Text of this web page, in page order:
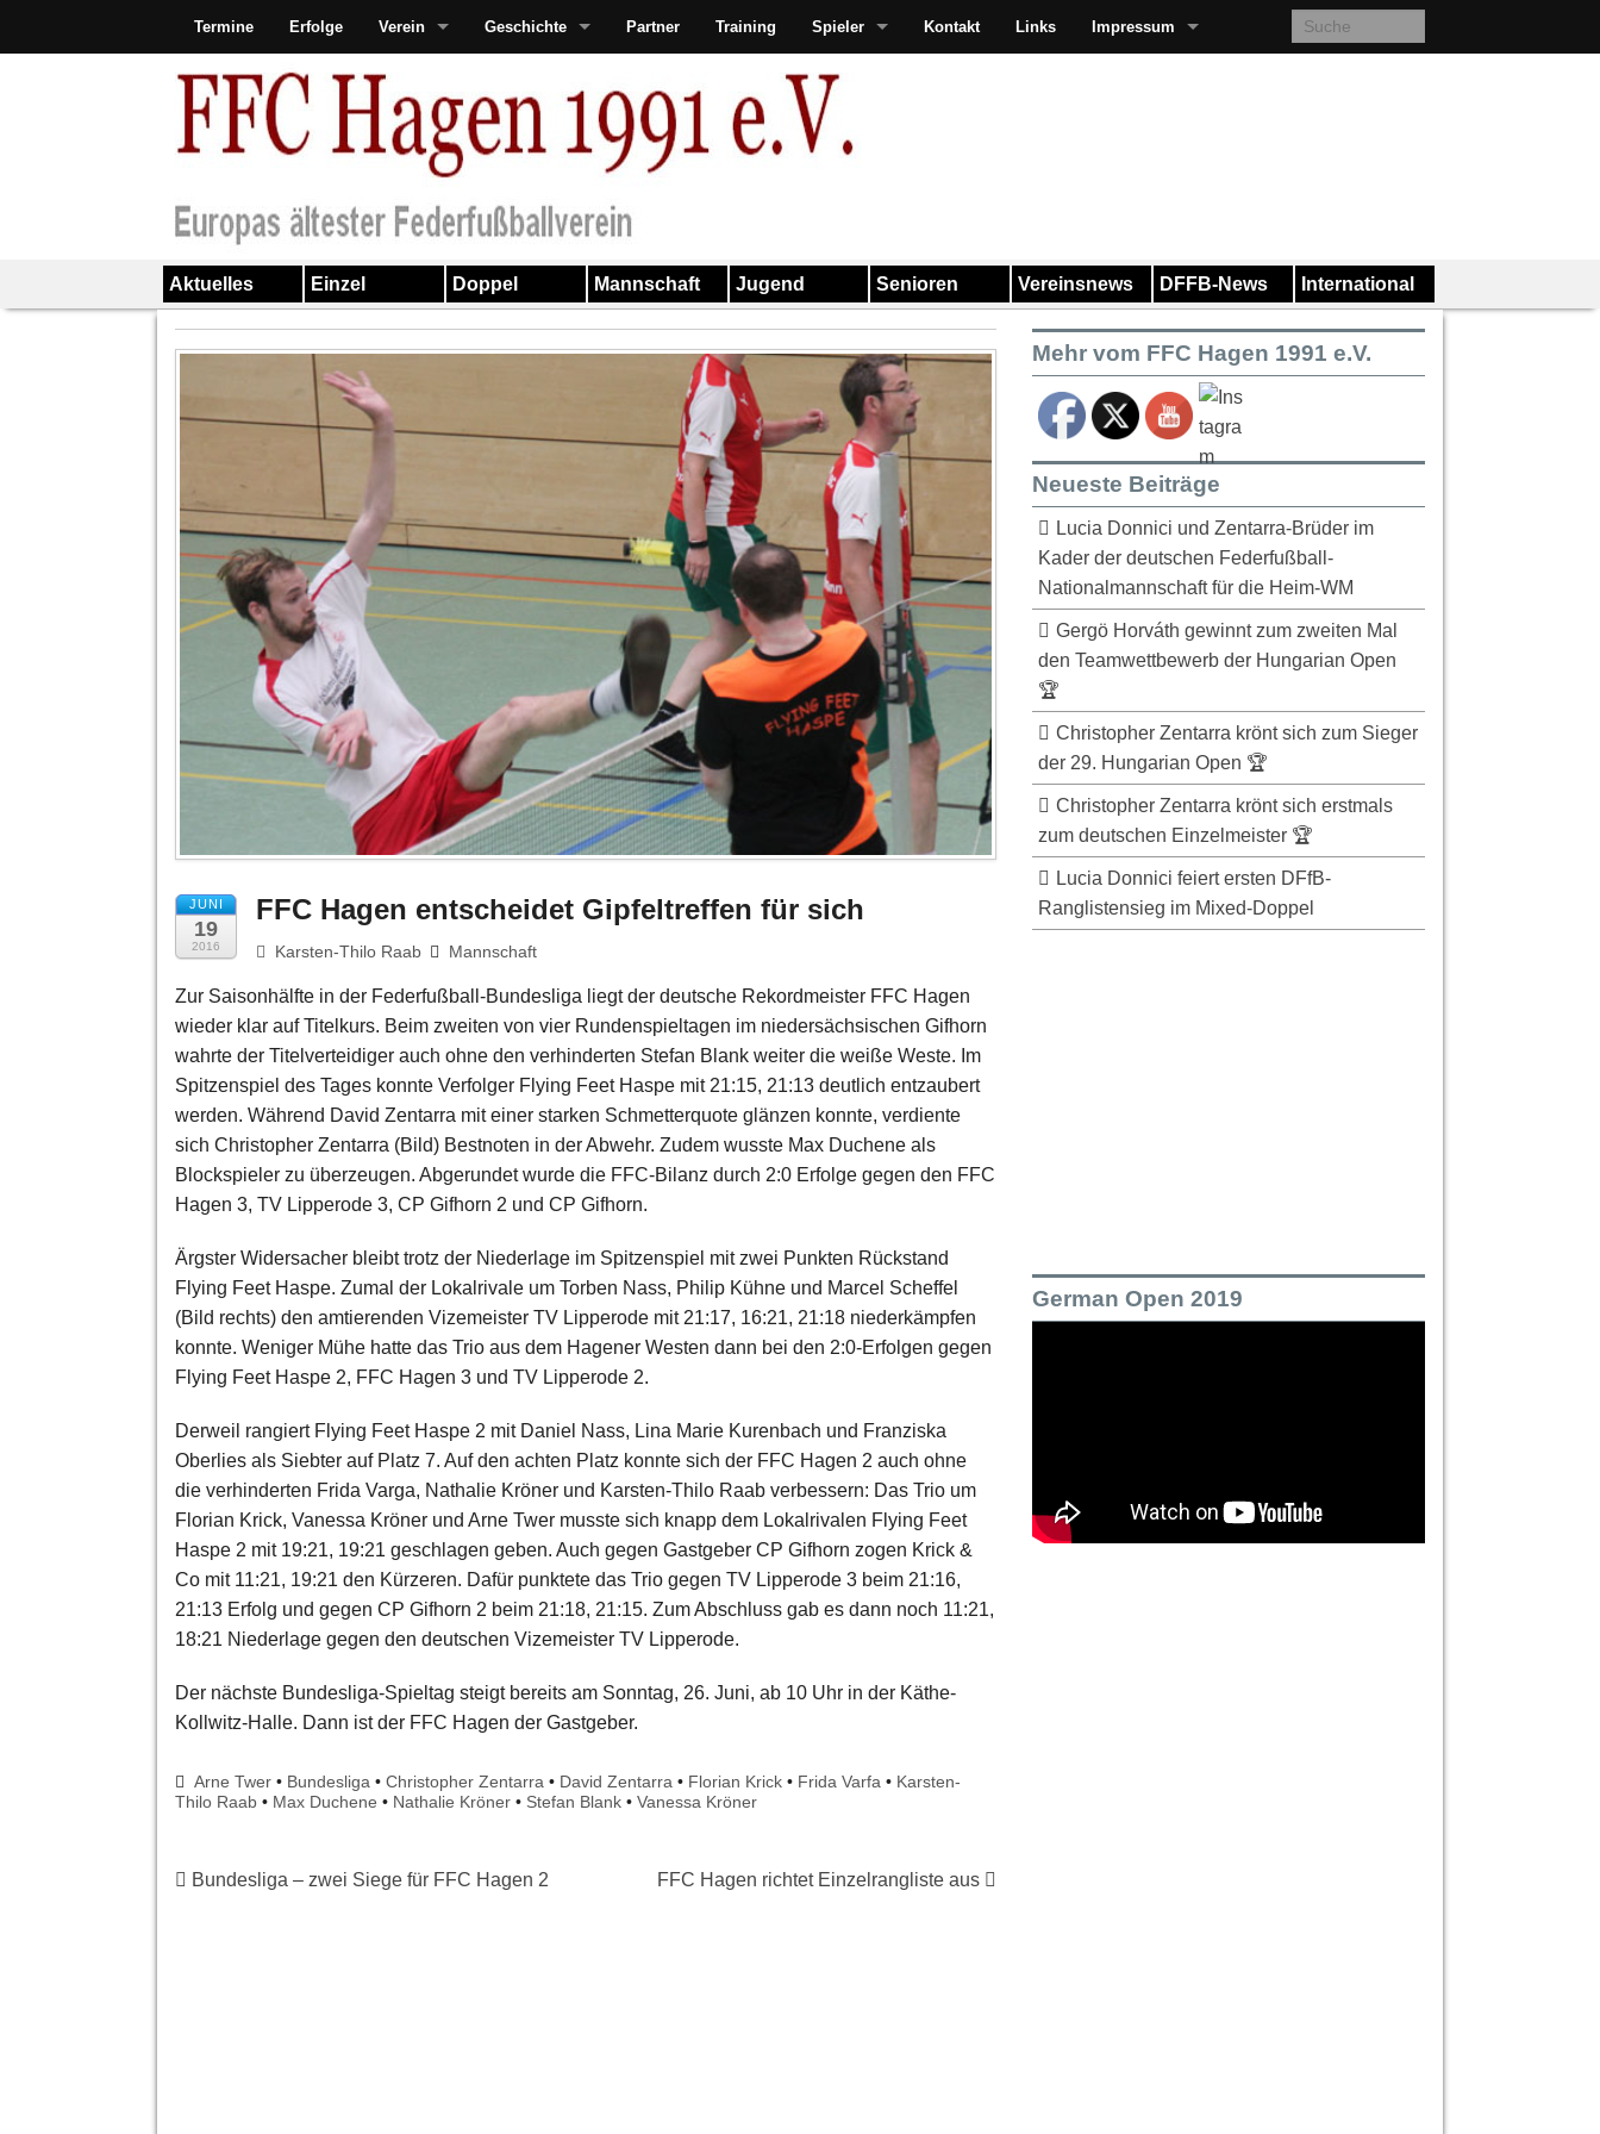
Termine Erfolge Verein Geschichte Partner Training Spieler Kontakt Links Impressum
Aktuelles Einzel Doppel Mannschaft Jugend Senioren Vereinsnews DFFB-News International
JUNI
19
2016
FFC Hagen entscheidet Gipfeltreffen für sich
Karsten-Thilo Raab Mannschaft
Zur Saisonhälfte in der Federfußball-Bundesliga liegt der deutsche Rekordmeister FFC Hagen
wieder klar auf Titelkurs. Beim zweiten von vier Rundenspieltagen im niedersächsischen Gifhorn
wahrte der Titelverteidiger auch ohne den verhinderten Stefan Blank weiter die weiße Weste. Im
Spitzenspiel des Tages konnte Verfolger Flying Feet Haspe mit 21:15, 21:13 deutlich entzaubert
werden. Während David Zentarra mit einer starken Schmetterquote glänzen konnte, verdiente
sich Christopher Zentarra (Bild) Bestnoten in der Abwehr. Zudem wusste Max Duchene als
Blockspieler zu überzeugen. Abgerundet wurde die FFC-Bilanz durch 2:0 Erfolge gegen den FFC
Hagen 3, TV Lipperode 3, CP Gifhorn 2 und CP Gifhorn.
Ärgster Widersacher bleibt trotz der Niederlage im Spitzenspiel mit zwei Punkten Rückstand
Flying Feet Haspe. Zumal der Lokalrivale um Torben Nass, Philip Kühne und Marcel Scheffel
(Bild rechts) den amtierenden Vizemeister TV Lipperode mit 21:17, 16:21, 21:18 niederkämpfen
konnte. Weniger Mühe hatte das Trio aus dem Hagener Westen dann bei den 2:0-Erfolgen gegen
Flying Feet Haspe 2, FFC Hagen 3 und TV Lipperode 2.
Derweil rangiert Flying Feet Haspe 2 mit Daniel Nass, Lina Marie Kurenbach und Franziska
Oberlies als Siebter auf Platz 7. Auf den achten Platz konnte sich der FFC Hagen 2 auch ohne
die verhinderten Frida Varga, Nathalie Kröner und Karsten-Thilo Raab verbessern: Das Trio um
Florian Krick, Vanessa Kröner und Arne Twer musste sich knapp dem Lokalrivalen Flying Feet
Haspe 2 mit 19:21, 19:21 geschlagen geben. Auch gegen Gastgeber CP Gifhorn zogen Krick &
Co mit 11:21, 19:21 den Kürzeren. Dafür punktete das Trio gegen TV Lipperode 3 beim 21:16,
21:13 Erfolg und gegen CP Gifhorn 2 beim 21:18, 21:15. Zum Abschluss gab es dann noch 11:21,
18:21 Niederlage gegen den deutschen Vizemeister TV Lipperode.
Der nächste Bundesliga-Spieltag steigt bereits am Sonntag, 26. Juni, ab 10 Uhr in der Käthe-
Kollwitz-Halle. Dann ist der FFC Hagen der Gastgeber.
Arne Twer • Bundesliga •Christopher Zentarra • David Zentarra • Florian Krick • Frida Varfa • Karsten-
Thilo Raab • Max Duchene • Nathalie Kröner • Stefan Blank • Vanessa Kröner
Bundesliga – zwei Siege für FFC Hagen 2 FFC Hagen richtet Einzelrangliste aus
Mehr vom FFC Hagen 1991 e.V.
Neueste Beiträge
Lucia Donnici und Zentarra-Brüder im
Kader der deutschen Federfußball-
Nationalmannschaft für die Heim-WM
Gergö Horváth gewinnt zum zweiten Mal
den Teamwettbewerb der Hungarian Open
🏆
Christopher Zentarra krönt sich zum Sieger
der 29. Hungarian Open 🏆
Christopher Zentarra krönt sich erstmals
zum deutschen Einzelmeister 🏆
Lucia Donnici feiert ersten DFfB-
Ranglistensieg im Mixed-Doppel
German Open 2019